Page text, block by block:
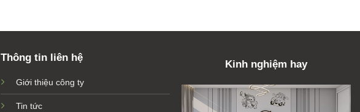
Thông tin liên hệ
Giới thiệu công ty
Tin tức
Kinh nghiệm hay